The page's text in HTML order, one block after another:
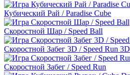
Кубический Рай / Paradise Cube
Скоростной Шар / Speed Ball
Скоростной Забег 3D / Speed Run 3D
Скоростной Забег / Speed Run